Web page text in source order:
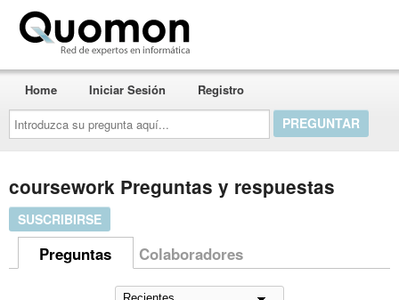
Introduzca
su
pregunta
aquí...
Home Iniciar Sesión Registro
coursework Preguntas y respuestas
SUSCRIBIRSE
Preguntas Colaboradores